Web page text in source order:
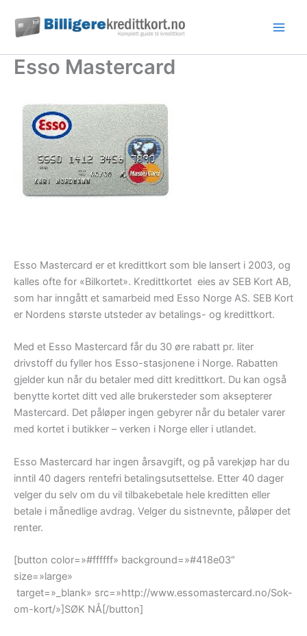
innholdet
Esso Mastercard
Esso Mastercard er et kredittkort som ble lansert i 2003, og
kalles ofte for «Bilkortet». Kredittkortet eies av SEB Kort AB,
som har inngått et samarbeid med Esso Norge AS. SEB Kort
er Nordens største utsteder av betalings- og kredittkort.
Med et Esso Mastercard får du 30 øre rabatt pr. liter
drivstoff du fyller hos Esso-stasjonene i Norge. Rabatten
gjelder kun når du betaler med ditt kredittkort. Du kan også
benytte kortet ditt ved alle brukersteder som aksepterer
Mastercard. Det påløper ingen gebyrer når du betaler varer
med kortet i butikker – verken i Norge eller i utlandet.
Esso Mastercard har ingen årsavgift, og på varekjøp har du
inntil 40 dagers rentefri betalingsutsettelse. Etter 40 dager
velger du selv om du vil tilbakebetale hele kreditten eller
betale i månedlige avdrag. Velger du sistnevnte, påløper det
renter.
[button color=»#ffffff» background=»#418e03″
size=»large»
target=»_blank» src=»http://www.essomastercard.no/Sok-
om-kort/»]SØK NÅ[/button]